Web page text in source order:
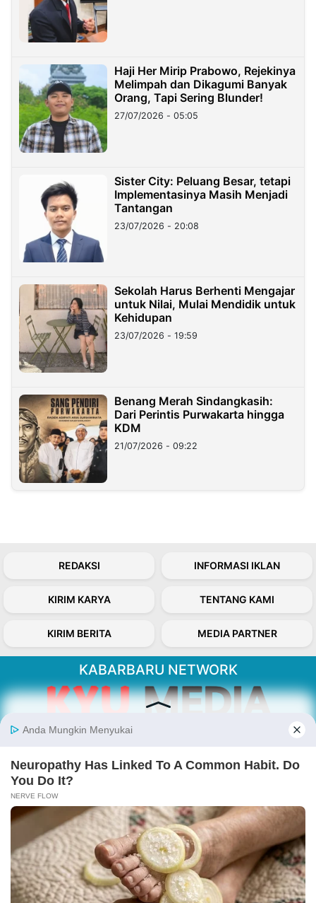
Haji Her Mirip Prabowo, Rejekinya
Melimpah dan Dikagumi Banyak
Orang, Tapi Sering Blunder!
27/07/2026 - 05:05
Sister City: Peluang Besar, tetapi
Implementasinya Masih Menjadi
Tantangan
23/07/2026 - 20:08
Sekolah Harus Berhenti Mengajar
untuk Nilai, Mulai Mendidik untuk
Kehidupan
23/07/2026 - 19:59
Benang Merah Sindangkasih:
Dari Perintis Purwakarta hingga
KDM
21/07/2026 - 09:22
REDAKSI INFORMASI IKLAN
KIRIM KARYA TENTANG KAMI
KIRIM BERITA MEDIA PARTNER
KABARBARU NETWORK
Follow Kabarbaru